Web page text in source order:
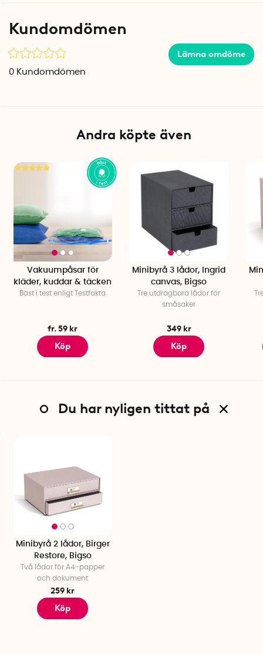
att snabbt lägga undan eller plocka fram dokument. En
kompromissa med designen.
Specifikationer
Material: 100 % återvunnet papperslaminat
Färg: Dusty pink eller Cognac
Kundomdömen
Lämna omdöme
0 Kundomdömen
Andra köpte även
Vakuumpåsar för
kläder, kuddar & täcken
Bäst i test enligt Testfakta
fr. 59 kr
Köp
Minibyrå 3 lådor, Ingrid
canvas, Bigso
Tre utdragbara lådor för
småsaker
349 kr
Köp
Du har nyligen tittat på
Minibyrå 2 lådor, Birger
Restore, Bigso
Två lådor för A4-papper
och dokument
259 kr
Köp